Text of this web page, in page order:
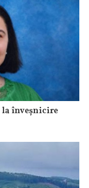
la înveșnicire